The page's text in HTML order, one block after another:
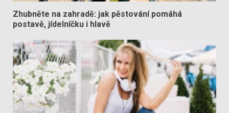
Zhubněte na zahradě: jak pěstování pomáhá
postavě, jídelníčku i hlavě